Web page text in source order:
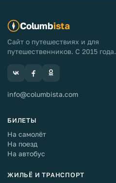
Columbista
Сайт о путешествиях и для
путешественников. С 2015 года.
info@columbista.com
БИЛЕТЫ
На самолёт
На поезд
На автобус
ЖИЛЬЁ И ТРАНСПОРТ